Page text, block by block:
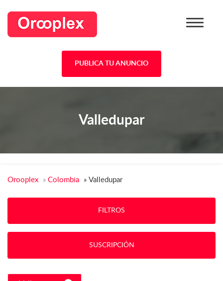
PUBLICA TU ANUNCIO
Valledupar
Orooplex » Colombia » Valledupar
FILTROS
SUSCRIPCIÓN